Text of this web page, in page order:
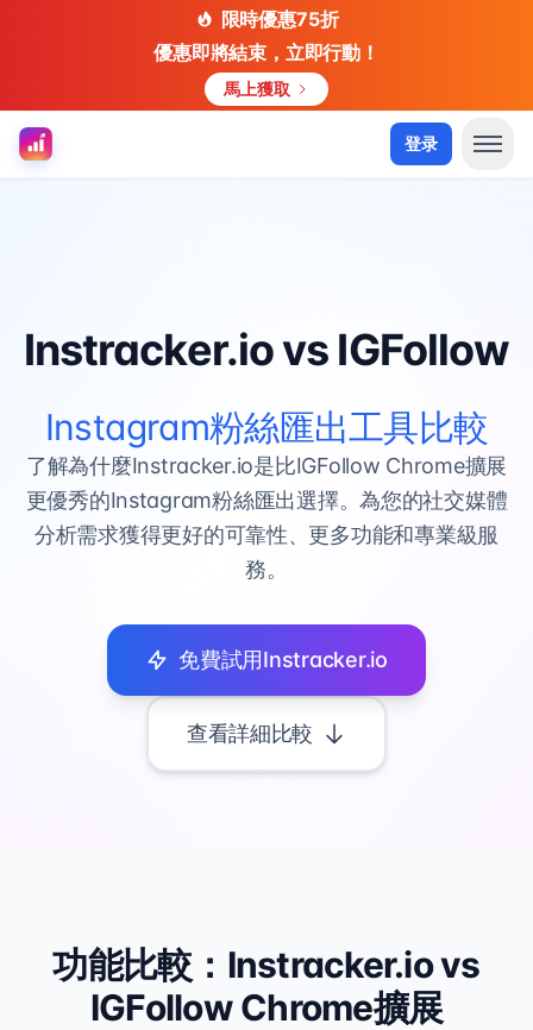
限時優惠75折
優惠即將結束，立即行動！
馬上獲取
登录
Instracker.io vs IGFollow
Instagram粉絲匯出工具比較
了解為什麼Instracker.io是比IGFollow Chrome擴展
更優秀的Instagram粉絲匯出選擇。為您的社交媒體
分析需求獲得更好的可靠性、更多功能和專業級服
務。
免費試用Instracker.io
查看詳細比較
功能比較：Instracker.io vs
IGFollow Chrome擴展